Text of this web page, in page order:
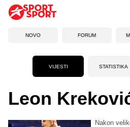
NOVO FORUM
VIJESTI STATISTIKA
Leon
Nakon